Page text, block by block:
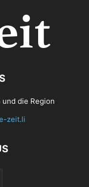
die Region
zeit.li